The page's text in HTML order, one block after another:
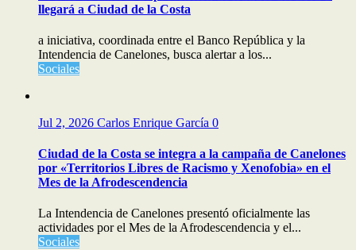
llegará a Ciudad de la Costa
a iniciativa, coordinada entre el Banco República y la
Intendencia de Canelones, busca alertar a los...
Sociales
Jul 2, 2026 Carlos Enrique García 0
Ciudad de la Costa se integra a la campaña de Canelones
por «Territorios Libres de Racismo y Xenofobia» en el
Mes de la Afrodescendencia
La Intendencia de Canelones presentó oficialmente las
actividades por el Mes de la Afrodescendencia y el...
Sociales